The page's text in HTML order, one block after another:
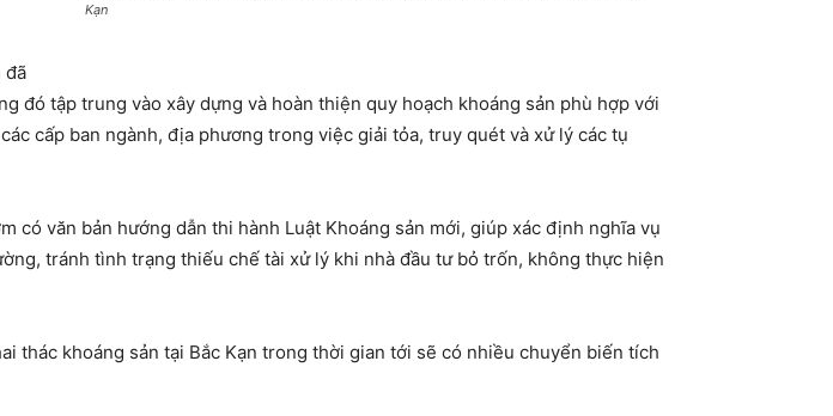
Kạn
đã
đó tập trung vào xây dựng và hoàn thiện quy hoạch khoáng sản phù hợp với
cấp ban ngành, địa phương trong việc giải tỏa, truy quét và xử lý các tụ
có văn bản hướng dẫn thi hành Luật Khoáng sản mới, giúp xác định nghĩa vụ
tránh tình trạng thiếu chế tài xử lý khi nhà đầu tư bỏ trốn, không thực hiện
thác khoáng sản tại Bắc Kạn trong thời gian tới sẽ có nhiều chuyển biến tích